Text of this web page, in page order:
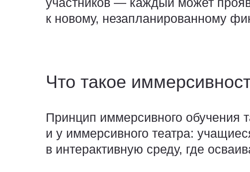
к новому, незапланированному
Что такое
Принцип иммерсивного обучения
и у иммерсивного театра:
в интерактивную среду, где